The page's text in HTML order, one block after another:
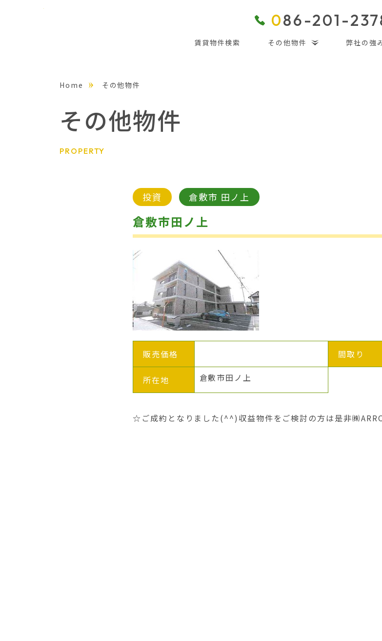
086-201-
賃貸物件検索 その他物件 弊社の強
Home その他物件
その他物件
PROPERTY
投資 倉敷市 田ノ上
倉敷市田ノ上
販売価格 間取り
所在地 倉敷市田ノ上
☆ご成約となりました(^^)収益物件をご検討の方は是非㈱